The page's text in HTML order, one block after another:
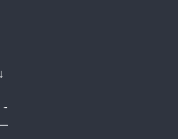
↓
-